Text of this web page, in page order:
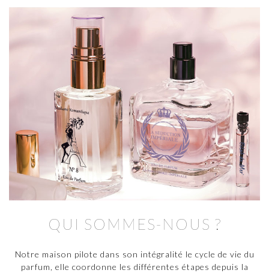
QUI SOMMES-NOUS ?
Notre maison pilote dans son intégralité le cycle de vie du
parfum, elle coordonne les différentes étapes depuis la